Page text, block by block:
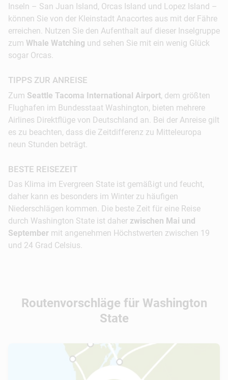
Inseln – San Juan Island, Orcas Island und Lopez Island –
können Sie von der Kleinstadt Anacortes aus mit der Fähre
erreichen. Nutzen Sie den Aufenthalt auf dieser Inselgruppe
zum Whale Watching und sehen Sie mit ein wenig Glück
sogar Orcas.
TIPPS ZUR ANREISE
Zum Seattle Tacoma International Airport, dem größten
Flughafen im Bundesstaat Washington, bieten mehrere
Airlines Direktflüge von Deutschland an. Bei der Anreise gilt
es zu beachten, dass die Zeitdifferenz zu Mitteleuropa
neun Stunden beträgt.
BESTE REISEZEIT
Das Klima im Evergreen State ist gemäßigt und feucht,
daher kann es besonders im Winter zu häufigen
Niederschlägen kommen. Die beste Zeit für eine Reise
durch Washington State ist daher zwischen Mai und
September mit angenehmen Höchstwerten zwischen 19
und 24 Grad Celsius.
Routenvorschläge für Washington
State